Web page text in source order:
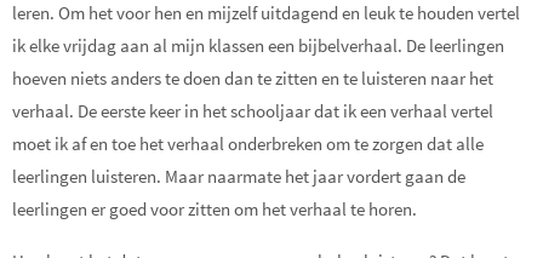
leren. Om het voor hen en mijzelf uitdagend en leuk te houden vertel
ik elke vrijdag aan al mijn klassen een bijbelverhaal. De leerlingen
hoeven niets anders te doen dan te zitten en te luisteren naar het
verhaal. De eerste keer in het schooljaar dat ik een verhaal vertel
moet ik af en toe het verhaal onderbreken om te zorgen dat alle
leerlingen luisteren. Maar naarmate het jaar vordert gaan de
leerlingen er goed voor zitten om het verhaal te horen.